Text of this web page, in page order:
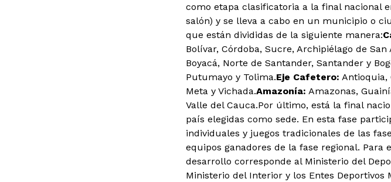
como etapa clasificatoria a la final nacional
salón) y se lleva a cabo en un municipio o
que están divididas de la siguiente manera:
Bolívar, Córdoba, Sucre, Archipiélago de
Boyacá, Norte de Santander, Santander y
Putumayo y Tolima.Eje Cafetero: Antioquia,
Meta y Vichada.Amazonía: Amazonas,
Valle del Cauca.Por último, está la final
país elegidas como sede. En esta fase
individuales y juegos tradicionales de las
equipos ganadores de la fase regional.
desarrollo corresponde al Ministerio del
Ministerio del Interior y los Entes Deportivos